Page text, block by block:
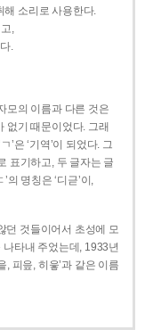
해 소리로 사용한다.
,
.
모의 이름과 다른 것은
없기 때문이었다. 그래
’은 ‘기역’이 되었다. 그
로 표기하고, 두 글자는 글
의 명칭은 ‘디귿’이,
던 것들이어서 초성에 모
나타내 주었는데, 1933년
, 피읖, 히읗’과 같은 이름